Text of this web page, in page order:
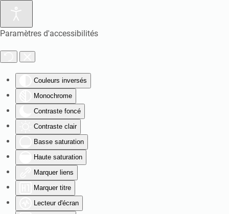
Paramètres d'accessibilités
Couleurs inversés
Monochrome
Contraste foncé
Contraste clair
Basse saturation
Haute saturation
Marquer liens
Marquer titre
Lecteur d'écran